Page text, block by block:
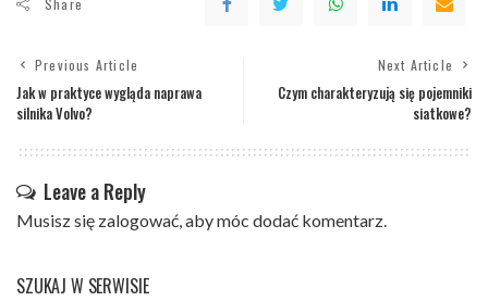
Share
Previous Article
Jak w praktyce wygląda naprawa
silnika Volvo?
Next Article
Czym charakteryzują się pojemniki
siatkowe?
Leave a Reply
Musisz się zalogować, aby móc dodać komentarz.
SZUKAJ W SERWISIE